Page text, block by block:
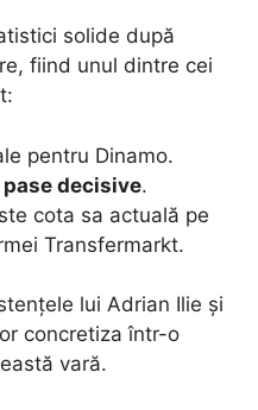
solide după
fiind unul dintre cei
pentru Dinamo.
pase decisive.
cota sa actuală pe
Transfermarkt.
lui Adrian Ilie și
concretiza într-o
vară.